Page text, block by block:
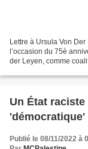
Lettre à Ursula Von
l’occasion du 75è
der Leyen, comme
Un État
'démocratique'
Publié le 08/11/2022 à